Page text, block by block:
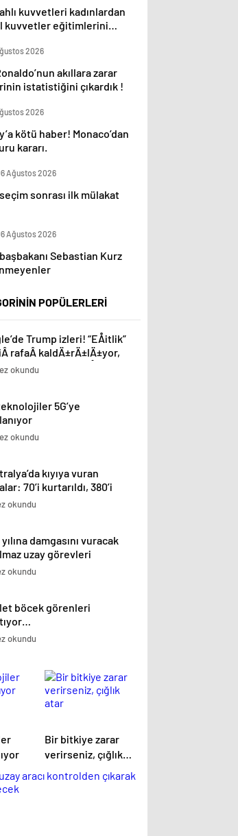
kuvvetleri kadınlardan
kuvvetler eğitimlerini
2026
akıllara zarar
istatistiğini çıkardık !
2026
kötü haber! Monaco’dan
kararı.
Ağustos 2026
sonrası ilk mülakat
Ağustos 2026
Sebastian Kurz
POPÜLERLERİ
Trump izleri! “EÅitlik”
rafaÂ kaldÄ±rÄ±lÄ±yor,
sÃ¼reci deÄiÅiyor
okundu
5G’ye
okundu
kıyıya vuran
70’i kurtarıldı, 380’i
okundu
damgasını vuracak
uzay görevleri
okundu
böcek görenleri
okundu
Bir bitkiye zarar
verirseniz, çığlık
atar